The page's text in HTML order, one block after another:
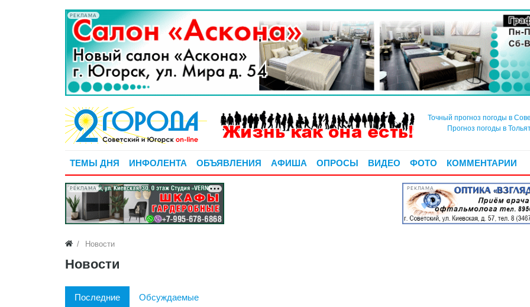
РЕКЛАМА
Точный прогноз погоды в
Прогноз погоды в
ТЕМЫ ДНЯ ИНФОЛЕНТА ОБЪЯВЛЕНИЯ АФИША ОПРОСЫ ВИДЕО ФОТО КОММЕНТАРИИ
РЕКЛАМА РЕКЛАМА
Новости
Новости
Последние Обсуждаемые